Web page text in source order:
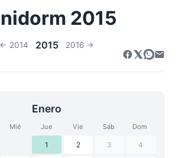
2015
← 2014 2015 2016 →
Enero
Mié Jue Vie Sáb Dom
1 2 3 4